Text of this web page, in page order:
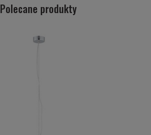
Polecane produkty